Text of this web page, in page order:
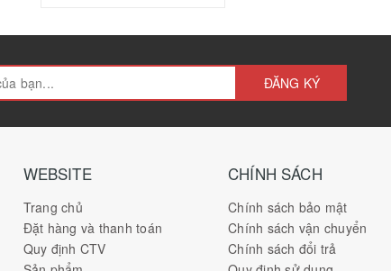
ĐĂNG KÝ
WEBSITE
Trang chủ
Đặt hàng và thanh toán
Quy định CTV
CHÍNH SÁCH
Chính sách bảo mật
Chính sách vận chuyển
Chính sách đổi trả